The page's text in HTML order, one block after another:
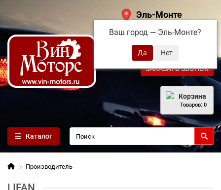
Эль-Монте
Ваш город — Эль-Монте?
+7 (495) 108-68-71
ЗАКАЗАТЬ ЗВОНОК
Корзина
Товаров: 0
Каталог
Производитель
LIFAN